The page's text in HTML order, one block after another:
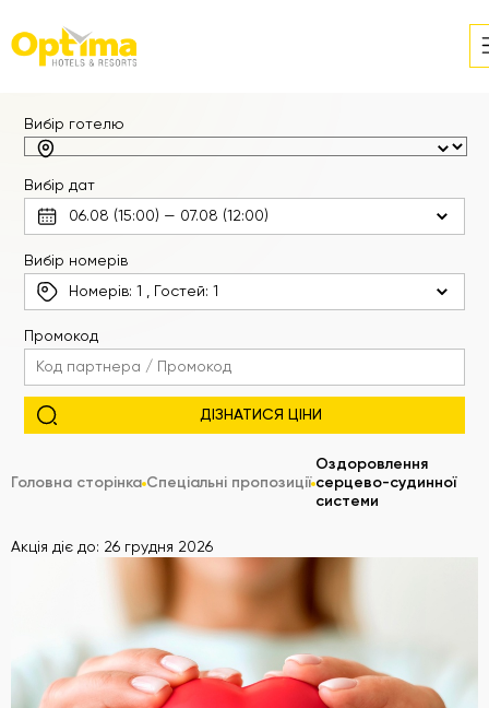
Вибір готелю
Вибір дат
Вибір номерів
Номерів:1 , Гостей: 1
Промокод
Головна сторінка Спеціальні пропозиції
Оздоровлення
серцево-судинної
системи
Акція діє до: 26 грудня 2026